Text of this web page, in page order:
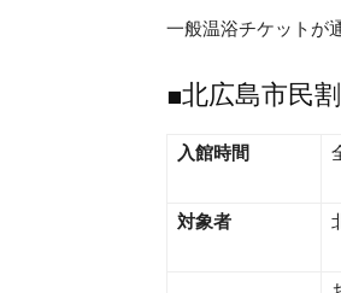
一般温浴チケットが
■北広島市民割
入館時間
対象者